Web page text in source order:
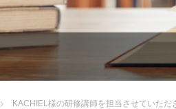
KACHIEL様の研修講師を担当させていただ